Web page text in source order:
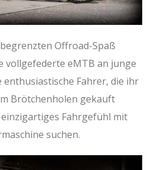
Offroad-Spaß
vollgefederte eMTB an junge
Fahrer, die ihr
Brötchenholen gekauft
Fahrgefühl mit
suchen.